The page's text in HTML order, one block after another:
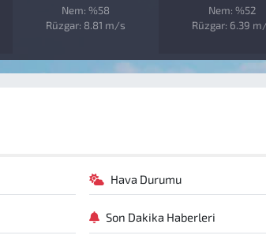
Nem: %58
Rüzgar: 8.81 m/s
Nem: %52
Rüzgar: 6.39
Hava Durumu
Son Dakika Haberleri